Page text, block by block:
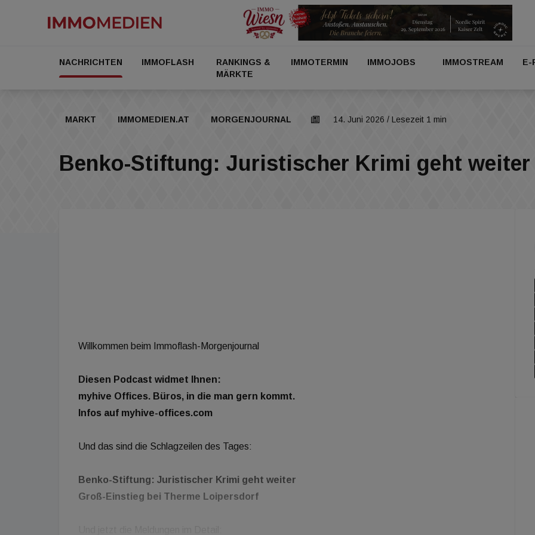
NACHRICHTEN IMMOFLASH
RANKINGS &
MÄRKTE
IMMOTERMIN IMMOJOBS IMMOSTREAM E-
MARKT IMMOMEDIEN.AT MORGENJOURNAL 14. Juni 2026 / Lesezeit 1 min
Benko-Stiftung: Juristischer Krimi geht weiter
Willkommen beim Immoflash-Morgenjournal
Diesen Podcast widmet Ihnen:
myhive Offices. Büros, in die man gern kommt.
Infos auf myhive-offices.com
Und das sind die Schlagzeilen des Tages:
Benko-Stiftung: Juristischer Krimi geht weiter
Groß-Einstieg bei Therme Loipersdorf